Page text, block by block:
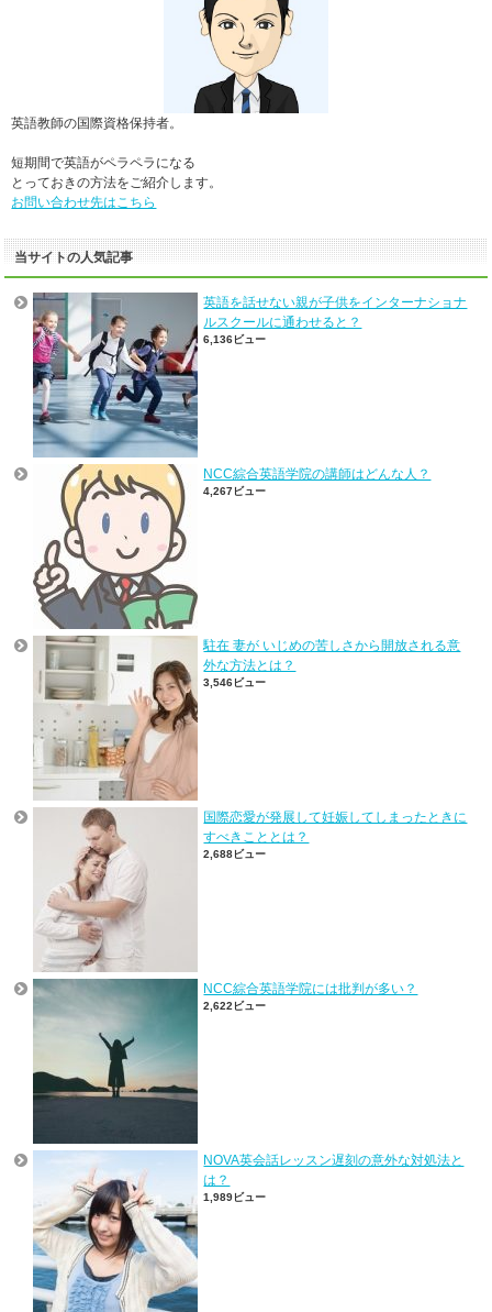
英語教師の国際資格保持者。
短期間で英語がペラペラになる
とっておきの方法をご紹介します。
お問い合わせ先はこちら
当サイトの人気記事
英語を話せない親が子供をインターナショナ
ルスクールに通わせると？
6,136ビュー
NCC綜合英語学院の講師はどんな人？
4,267ビュー
駐在 妻が いじめの苦しさから開放される意
外な方法とは？
3,546ビュー
国際恋愛が発展して妊娠してしまったときに
すべきこととは？
2,688ビュー
NCC綜合英語学院には批判が多い？
2,622ビュー
NOVA英会話レッスン遅刻の意外な対処法と
は？
1,989ビュー